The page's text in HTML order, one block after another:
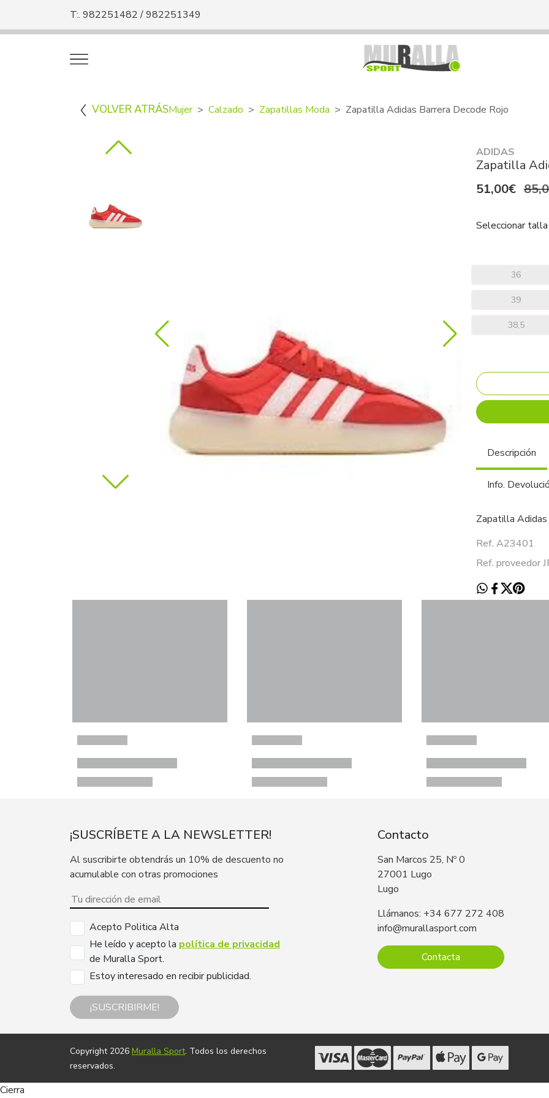
T:. 982251482 / 982251349
VOLVER ATRÁSMujer Calzado Zapatillas Moda Zapatilla Adidas Barrera Decode Rojo
ADIDAS
Zapatilla
51,00€
Seleccionar talla
36
39
38,5
Descripción
Info.
Zapatilla
Ref. A23401
Ref. proveedor
¡SUSCRÍBETE A LA NEWSLETTER!
Al suscribirte obtendrás un 10% de descuento no
acumulable con otras promociones
Acepto Politica Alta
He leído y acepto la política de privacidad
de Muralla Sport.
Estoy interesado en recibir publicidad.
¡SUSCRIBIRME!
Contacto
San Marcos 25, Nº 0
27001 Lugo
Lugo
Llámanos: +34 677 272 408
info@murallasport.com
Contacta
Copyright 2026 Muralla Sport. Todos los derechos
reservados.
Cierra